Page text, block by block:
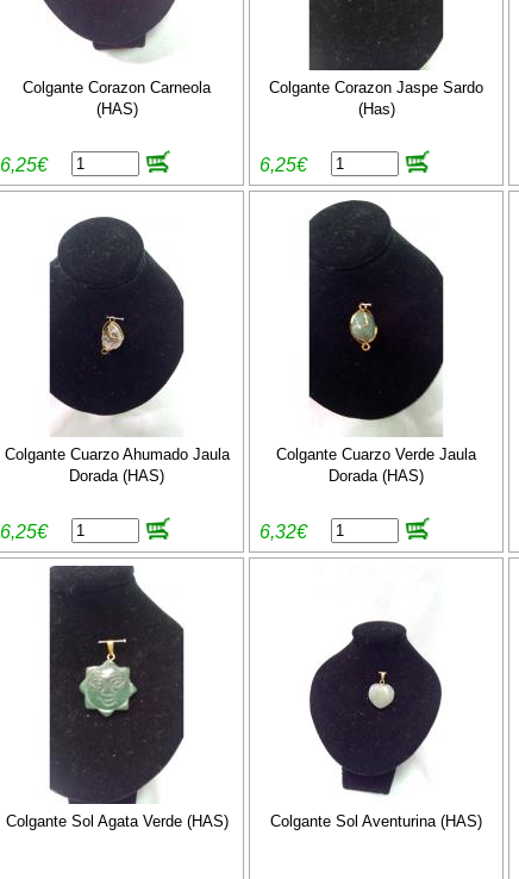
Colgante Corazon Carneola
(HAS)
6,25€
Colgante Corazon Jaspe Sardo
(Has)
6,25€
Colgante Cuarzo Ahumado Jaula
Dorada (HAS)
6,25€
Colgante Cuarzo Verde Jaula
Dorada (HAS)
6,32€
Colgante Sol Agata Verde (HAS) Colgante Sol Aventurina (HAS)